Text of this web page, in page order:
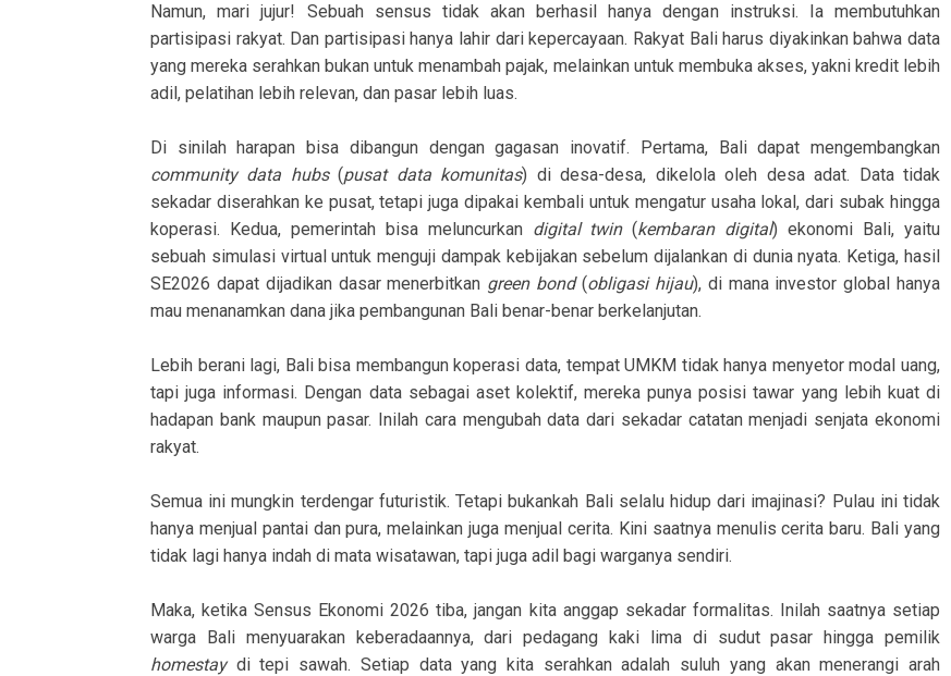
Namun, mari jujur! Sebuah sensus tidak akan berhasil hanya dengan instruksi. Ia membutuhkan
partisipasi rakyat. Dan partisipasi hanya lahir dari kepercayaan. Rakyat Bali harus diyakinkan bahwa data
yang mereka serahkan bukan untuk menambah pajak, melainkan untuk membuka akses, yakni kredit lebih
adil, pelatihan lebih relevan, dan pasar lebih luas.
Di sinilah harapan bisa dibangun dengan gagasan inovatif. Pertama, Bali dapat mengembangkan
community data hubs(pusat data komunitas) di desa-desa, dikelola oleh desa adat. Data tidak
sekadar diserahkan ke pusat, tetapi juga dipakai kembali untuk mengatur usaha lokal, dari subak hingga
koperasi. Kedua, pemerintah bisa meluncurkan digital twin(kembaran digital) ekonomi Bali, yaitu
sebuah simulasi virtual untuk menguji dampak kebijakan sebelum dijalankan di dunia nyata. Ketiga, hasil
SE2026 dapat dijadikan dasar menerbitkan green bond(obligasi hijau), di mana investor global hanya
mau menanamkan dana jika pembangunan Bali benar-benar berkelanjutan.
Lebih berani lagi, Bali bisa membangun koperasi data, tempat UMKM tidak hanya menyetor modal uang,
tapi juga informasi. Dengan data sebagai aset kolektif, mereka punya posisi tawar yang lebih kuat di
hadapan bank maupun pasar. Inilah cara mengubah data dari sekadar catatan menjadi senjata ekonomi
rakyat.
Semua ini mungkin terdengar futuristik. Tetapi bukankah Bali selalu hidup dari imajinasi? Pulau ini tidak
hanya menjual pantai dan pura, melainkan juga menjual cerita. Kini saatnya menulis cerita baru. Bali yang
tidak lagi hanya indah di mata wisatawan, tapi juga adil bagi warganya sendiri.
Maka, ketika Sensus Ekonomi 2026 tiba, jangan kita anggap sekadar formalitas. Inilah saatnya setiap
warga Bali menyuarakan keberadaannya, dari pedagang kaki lima di sudut pasar hingga pemilik
homestaydi tepi sawah. Setiap data yang kita serahkan adalah suluh yang akan menerangi arah